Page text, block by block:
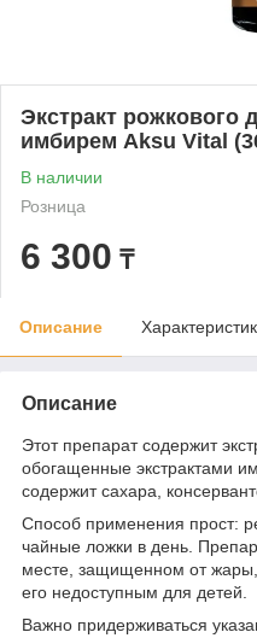
Экстракт рожкового
имбирем Aksu Vital
В наличии
Розница
6 300 ₸
Описание
Описание
Этот препарат содержит
обогащенные экстрактами
содержит сахара,
Способ применения прост:
чайные ложки в день.
месте, защищенном от жары,
его недоступным для детей.
Важно придерживаться